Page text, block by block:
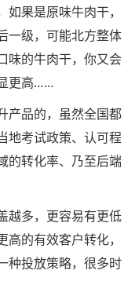
果是原味牛肉干，
一级，可能北方整体
味的牛肉干，你又会
更高……
品的，虽然全国都
地考试政策、认可程
的转化率、乃至后端
多，更容易有更低
的有效客户转化，
种投放策略，很多时